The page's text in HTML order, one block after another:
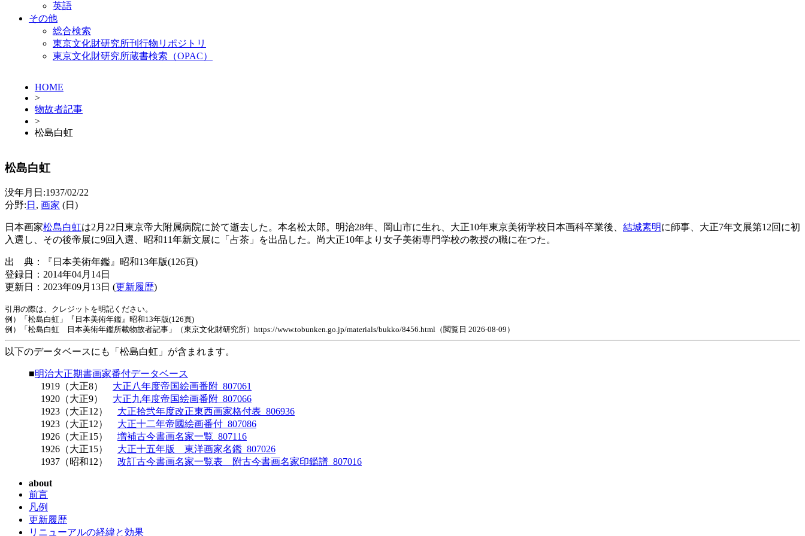
英語
その他
総合検索
東京文化財研究所刊行物リポジトリ
東京文化財研究所蔵書検索（OPAC）
HOME
>
物故者記事
>
松島白虹
松島白虹
没年月日:1937/02/22
分野: 日 , 画家 (日)
日本画家松島白虹は2月22日東京帝大附属病院に於て逝去した。本名松太郎。明治28年、岡山市に生れ、大正10年東京美術学校日本画科卒業後、 結城素明に師事、大正7年文展第12回に初
入選し、その後帝展に9回入選、昭和11年新文展に「占茶」を出品した。尚大正10年より女子美術専門学校の教授の職に在つた。
出 典：『日本美術年鑑』昭和13年版(126頁)
登録日：2014年04月14日
更新日：2023年09月13日 (更新履歴)
引用の際は、クレジットを明記ください。
例）「松島白虹」『日本美術年鑑』昭和13年版(126頁)
例）「松島白虹 日本美術年鑑所載物故者記事」（東京文化財研究所）https://www.tobunken.go.jp/materials/bukko/8456.html（閲覧日 2026-08-09）
以下のデータベースにも「松島白虹」が含まれます。
■明治大正期書画家番付データベース
1919（大正8） 大正八年度帝国絵画番附_807061
1920（大正9） 大正九年度帝国絵画番附_807066
1923（大正12） 大正拾弐年度改正東西画家格付表_806936
1923（大正12） 大正十二年帝國絵画番付_807086
1926（大正15） 増補古今書画名家一覧_807116
1926（大正15） 大正十五年版 東洋画家名鑑_807026
1937（昭和12） 改訂古今書画名家一覧表 附古今書画名家印鑑譜_807016
about
前言
凡例
更新履歴
リニューアルの経緯と効果